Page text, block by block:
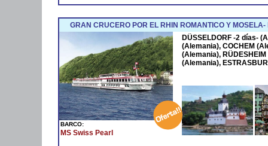
GRAN CRUCERO POR EL RHIN ROMANTICO Y
BARCO:
MS Swiss Pearl
DÜSSELDORF -2 días-
(Alemania), COCHEM
(Alemania),
(Alemania),